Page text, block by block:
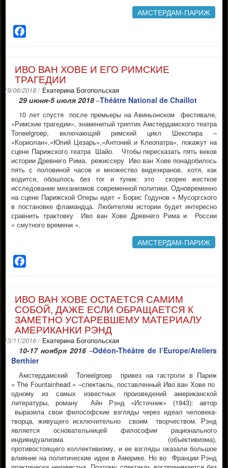
АМСТЕРДАМ-ПАРИЖ
ИВО ВАН ХОВЕ И ЕГО РИМСКИЕ
ТРАГЕДИИ
19/06/2018 / Екатерина Богопольская
29 июня-5 июля 2018 –Théâtre National de Chaillot
10 лет спустя после премьеры на Авиньонском фестивале,
«Римские трагедии», знаменитый триптих Амстердамского театра
Toneelgroep, включающий римский цикл Шекспира –
«Кориолан»,«Юлий Цезарь»,«Антоний и Клеопатра», покажут на
сцене Парижского театра Шайо. Чтобы пересказать пять веков
истории Древнего Рима, режиссеру Иво ван Хове понадобилось
пять с половиной часов и множество видеэкранов, хотя, как
водится, обошлось без тог и туник: это скорее жесткое
исследование механизмов современной политики. Одновременно
на сцене Парижской Оперы идет « Борис Годунов » Мусоргского
в постановке фламандца. Любителям истории будет интересно
сравнить трактовку Иво ван Хове Древнего Рима и России
« смутного времени ».
АМСТЕРДАМ-ПАРИЖ
ИВО ВАН ХОВЕ ОСТАЕТСЯ САМИМ
СОБОЙ, ДАЖЕ ЕСЛИ ОБРАЩАЕТСЯ К
ЗАМЕТНО УСТАРЕВШЕМУ МАТЕРИАЛУ
АМЕРИКАНКИ РЭНД
13/11/2016 / Екатерина Богопольская
10-17 ноября 2016 –Odéon-Théâtre de l’Europe/Ateliers
Berthier
Амстердамский Toneelgroep привез на гастроли в Париж
« The Fountainhead » –спектакль, поставленный Иво ван Хове по
одному из самых известных произведений американской
литературы, роману Айн Рэнд «Источник» (1943): автор
выразила свои философские взгляды через идеал человека-
творца, живущего исключительно своим творчеством. Рэнд
является основательницей философии рационального
индивидуализма (объективизма),
противостоящего коллективизму, и ее взгляды оказали большое
влияние на политические идеи в Америке. Но во Франции Рэнд